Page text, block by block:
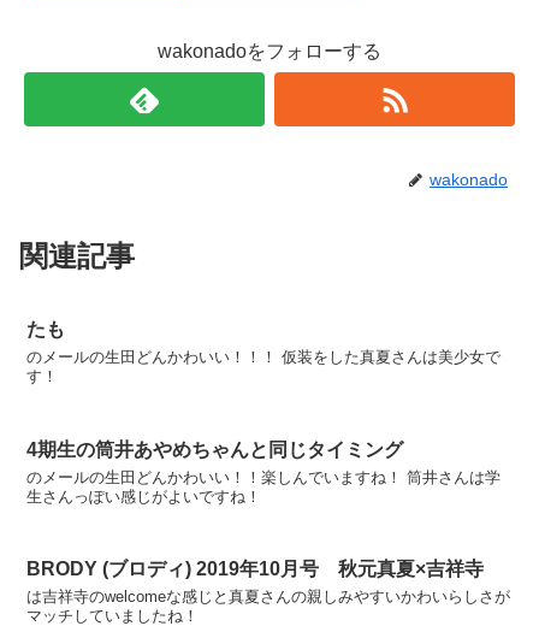
wakonadoをフォローする
wakonado
関連記事
たも
のメールの生田どんかわいい！！！ 仮装をした真夏さんは美少女で
す！
4期生の筒井あやめちゃんと同じタイミング
のメールの生田どんかわいい！！楽しんでいますね！ 筒井さんは学
生さんっぽい感じがよいですね！
BRODY (ブロディ) 2019年10月号 秋元真夏×吉祥寺
は吉祥寺のwelcomeな感じと真夏さんの親しみやすいかわいらしさが
マッチしていましたね！